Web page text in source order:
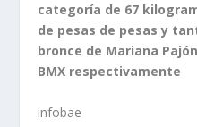
categoría de 67
de pesas de pesas y
bronce de Mariana
BMX respectivamente
infobae